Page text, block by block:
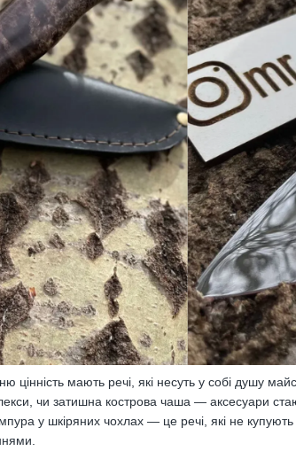
цінність мають речі, які несуть у собі душу
чи затишна кострова чаша — аксесуари
у шкіряних чохлах — це речі, які не